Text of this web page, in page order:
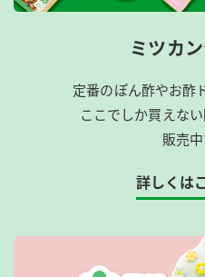
ミツカ
定番のぽん酢やお酢
ここでしか買えな
販売中
詳しくは